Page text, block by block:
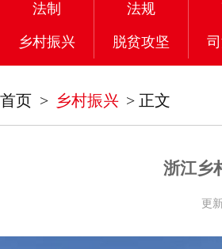
法制 法规
乡村振兴 脱贫攻坚
首页 > 乡村振兴 > 正文
浙江乡
更